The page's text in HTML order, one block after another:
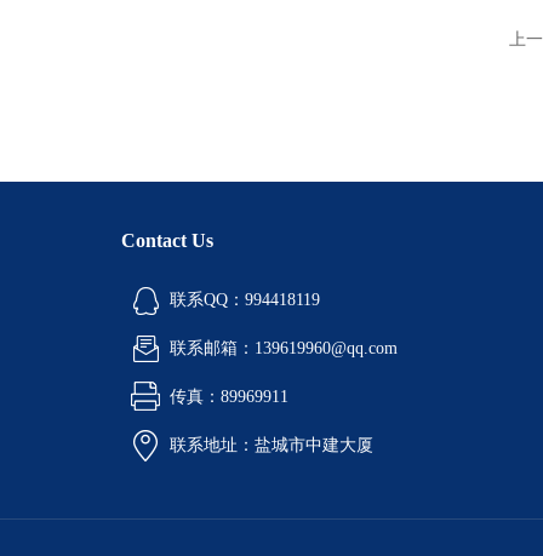
上
Contact Us
联系QQ：994418119
联系邮箱：139619960@qq.com
传真：89969911
联系地址：盐城市中建大厦